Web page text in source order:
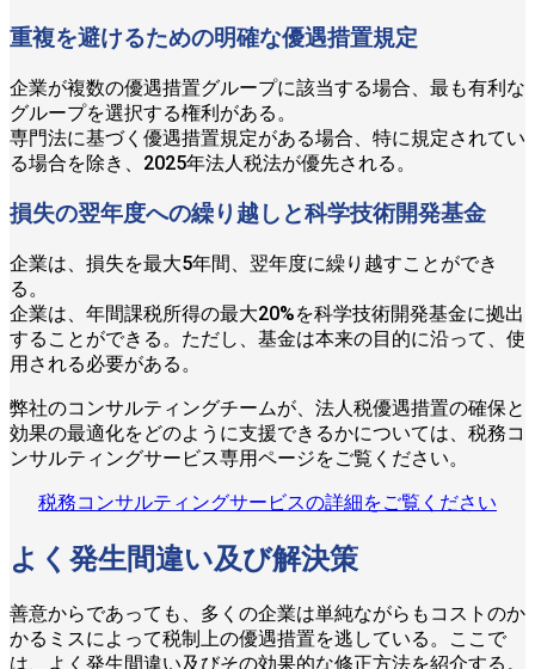
重複を避けるための明確な優遇措置規定
企業が複数の優遇措置グループに該当する場合、最も有利な
グループを選択する権利がある。
専門法に基づく優遇措置規定がある場合、特に規定されてい
る場合を除き、2025年法人税法が優先される。
損失の翌年度への繰り越しと科学技術開発基金
企業は、損失を最大5年間、翌年度に繰り越すことができ
る。
企業は、年間課税所得の最大20%を科学技術開発基金に拠出
することができる。ただし、基金は本来の目的に沿って、使
用される必要がある。
弊社のコンサルティングチームが、法人税優遇措置の確保と
効果の最適化をどのように支援できるかについては、税務コ
ンサルティングサービス専用ページをご覧ください。
税務コンサルティングサービスの詳細をご覧ください
よく発生間違い及び解決策
善意からであっても、多くの企業は単純ながらもコストのか
かるミスによって税制上の優遇措置を逃している。ここで
は、よく発生間違い及びその効果的な修正方法を紹介する。